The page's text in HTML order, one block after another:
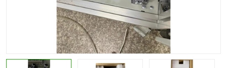
魏德米勒继电器 施迈赛限位开关